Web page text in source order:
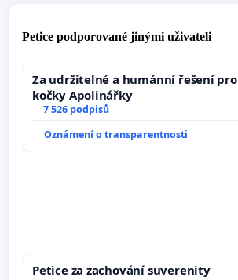
Petice podporované jinými uživateli
Za udržitelné a humánní řešení pro
kočky Apolinářky
7 526 podpisů
Oznámení o transparentnosti
Petice za zachování suverenity